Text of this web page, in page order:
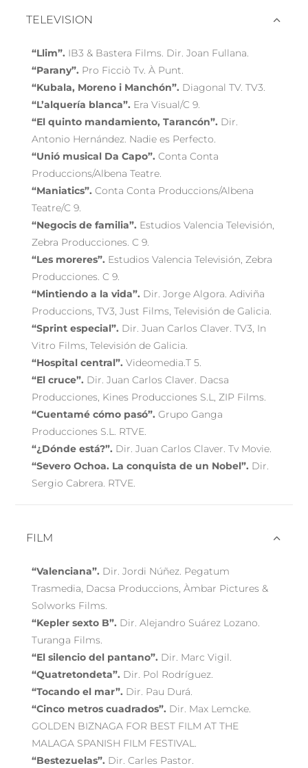
TELEVISION
“Llim”. IB3 & Bastera Films. Dir. Joan Fullana.
“Parany”. Pro Ficciò Tv. À Punt.
“Kubala, Moreno i Manchón”. Diagonal TV. TV3.
“L’alquería blanca”. Era Visual/C 9.
“El quinto mandamiento, Tarancón”. Dir.
Antonio Hernández. Nadie es Perfecto.
“Unió musical Da Capo”. Conta Conta
Produccions/Albena Teatre.
“Maniatics”. Conta Conta Produccions/Albena
Teatre/C 9.
“Negocis de familia”. Estudios Valencia Televisión,
Zebra Producciones. C 9.
“Les moreres”. Estudios Valencia Televisión, Zebra
Producciones. C 9.
“Mintiendo a la vida”. Dir. Jorge Algora. Adiviña
Produccions, TV3, Just Films, Televisión de Galicia.
“Sprint especial”. Dir. Juan Carlos Claver. TV3, In
Vitro Films, Televisión de Galicia.
“Hospital central”. Videomedia.T 5.
“El cruce”. Dir. Juan Carlos Claver. Dacsa
Producciones, Kines Producciones S.L, ZIP Films.
“Cuentamé cómo pasó”. Grupo Ganga
Producciones S.L. RTVE.
“¿Dónde está?”. Dir. Juan Carlos Claver. Tv Movie.
“Severo Ochoa. La conquista de un Nobel”. Dir.
Sergio Cabrera. RTVE.
FILM
“Valenciana”. Dir. Jordi Núñez. Pegatum
Trasmedia, Dacsa Produccions, Àmbar Pictures &
Solworks Films.
“Kepler sexto B”. Dir. Alejandro Suárez Lozano.
Turanga Films.
“El silencio del pantano”. Dir. Marc Vigil.
“Quatretondeta”. Dir. Pol Rodríguez.
“Tocando el mar”. Dir. Pau Durá.
“Cinco metros cuadrados”. Dir. Max Lemcke.
GOLDEN BIZNAGA FOR BEST FILM AT THE
MALAGA SPANISH FILM FESTIVAL.
“Bestezuelas”. Dir. Carles Pastor.